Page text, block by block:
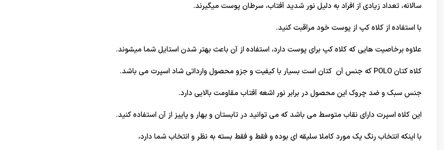
سالانه، تعداد زیادی از افراد به دلیل نور شدید آفتاب، سرطان پوست میگیرند.
با استفاده از کلاه کپ از پوست خود مراقبت کنید.
علاوه برخاصیت هایی که کلاه کپ برای پوست دارد، استفاده از آن باعث بهتر شدن استایل شما میشوند.
کلاه کتان POLO که جنس آن کتان است بسیار با کیفیت و جزو محصول وارداتی شاد اسپرت می باشد.
جنس سبک و ضد چروک این محصول در برابر نور اشعه آفتاب مقاومت بالایی دارد.
این کلاه اسپرت دارای نقاب متوسط می باشد که می توانید در تابستان و بهار و پاییز از آن استفاده کنید.
با اینکه انتخاب رنگ یک مورد کاملا سلیقه ای بوده و فقط و فقط بسته به نظر و انتخاب شما دارد،